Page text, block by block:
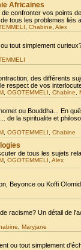
Africaines
confronter vos points
tous les problemes liés
Chabine Alex
tout simplement
des différents
respect de vos
OGOTEMMELI Chabine
ou Bouddha... En
de la spiritualite et
OGOTEMMELI Chabine
de tous les sujets
OGOTEMMELI Alex
Beyonce ou Koffi
racisme? Un détail de
Maryjane
ou tout simplement